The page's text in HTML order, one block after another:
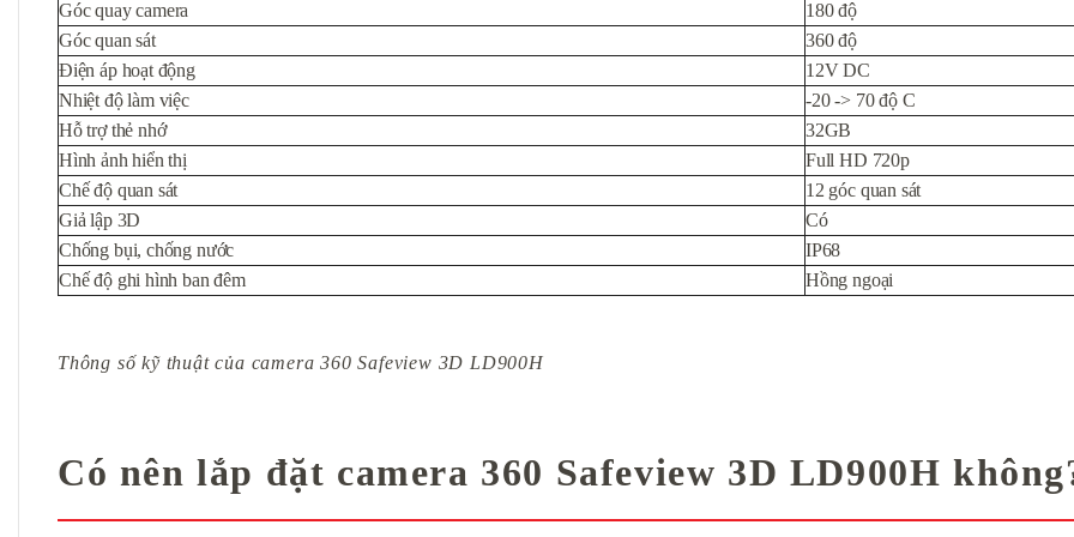
Góc quay camera
180 độ
Góc quan sát
360 độ
Điện áp hoạt động
12V DC
Nhiệt độ làm việc
-20 -> 70 độ C
Hỗ trợ thẻ nhớ
32GB
Hình ảnh hiển thị
Full HD 720p
Chế độ quan sát
12 góc quan sát
Giả lập 3D
Có
Chống bụi, chống nước
IP68
Chế độ ghi hình ban đêm
Hồng ngoại
Thông số kỹ thuật của camera 360 Safeview 3D LD900H
Có nên lắp đặt camera 360 Safeview 3D LD900H